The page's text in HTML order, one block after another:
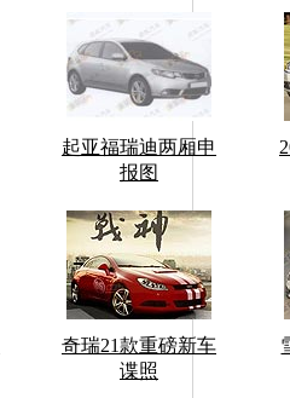
起亚福瑞迪两厢申
报图
奇瑞21款重磅新车
谍照